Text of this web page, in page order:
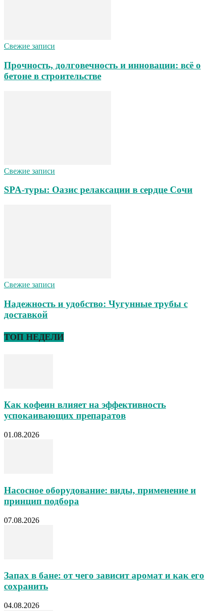
Свежие записи
Прочность, долговечность и инновации: всё о
бетоне в строительстве
Свежие записи
SPA-туры: Оазис релаксации в сердце Сочи
Свежие записи
Надежность и удобство: Чугунные трубы с
доставкой
ТОП НЕДЕЛИ
Как кофеин влияет на эффективность
успокаивающих препаратов
01.08.2026
Насосное оборудование: виды, применение и
принцип подбора
07.08.2026
Запах в бане: от чего зависит аромат и как его
сохранить
04.08.2026